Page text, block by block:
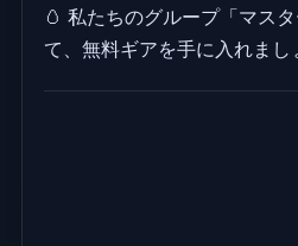
🥚 私たちのグループ「マス
て、無料ギアを手に入れまし